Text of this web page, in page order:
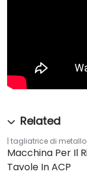
tagliatrice di metallo
Macchina Per Il
Tavole In ACP